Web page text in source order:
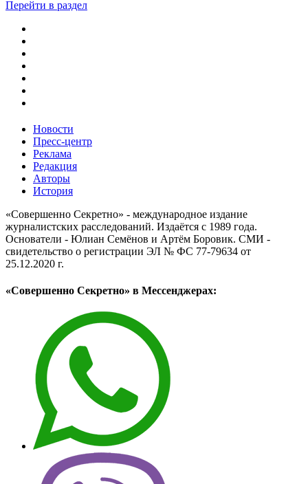
Перейти в раздел
Новости
Пресс-центр
Реклама
Редакция
Авторы
История
«Совершенно Секретно» - международное издание
журналистских расследований. Издаётся с 1989 года.
Основатели - Юлиан Семёнов и Артём Боровик. CМИ -
свидетельство о регистрации ЭЛ № ФС 77-79634 от
25.12.2020 г.
«Совершенно Секретно» в Мессенджерах: